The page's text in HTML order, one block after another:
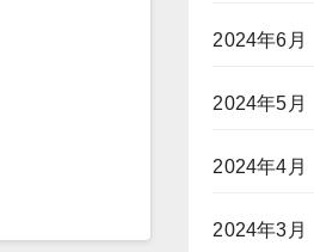
2024年6月
2024年5月
2024年4月
2024年3月